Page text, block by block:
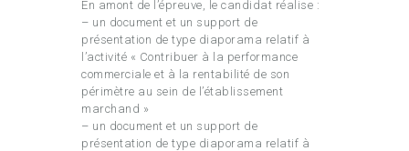
En amont de l’épreuve, le candidat réalise :
– un document et un support de
présentation de type diaporama relatif à
l’activité « Contribuer à la performance
commerciale et à la rentabilité de son
périmètre au sein de l’établissement
marchand »
– un document et un support de
présentation de type diaporama relatif à